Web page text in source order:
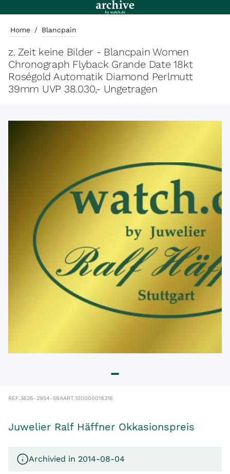
Home / Blancpain
z. Zeit keine Bilder - Blancpain Women
Chronograph Flyback Grande Date 18kt
Roségold Automatik Diamond Perlmutt
39mm UVP 38.030,- Ungetragen
REF.3626-2954-58AART.100000018316
Juwelier Ralf Häffner Okkasionspreis
Archivied in 2014-08-04